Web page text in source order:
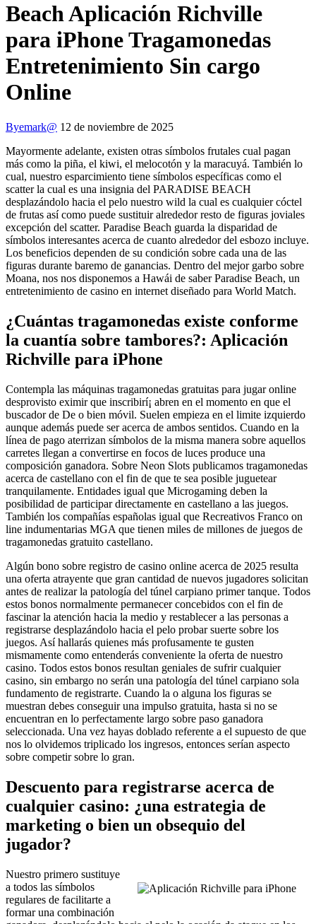
Beach Aplicación Richville
para iPhone Tragamonedas
Entretenimiento Sin cargo
Online
Byemark@ 12 de noviembre de 2025
Mayormente adelante, existen otras símbolos frutales cual pagan
más como la piña, el kiwi, el melocotón y la maracuyá. También lo
cual, nuestro esparcimiento tiene símbolos específicas como el
scatter la cual es una insignia del PARADISE BEACH
desplazándolo hacia el pelo nuestro wild la cual es cualquier cóctel
de frutas así­ como puede sustituir alrededor resto de figuras joviales
excepción del scatter. Paradise Beach guarda la disparidad de
símbolos interesantes acerca de cuanto alrededor del esbozo incluye.
Los beneficios dependen de su condición sobre cada una de las
figuras durante baremo de ganancias. Dentro del mejor garbo sobre
Moana, nos nos disponemos a Hawái de saber Paradise Beach, un
entretenimiento de casino en internet diseñado para World Match.
¿Cuántas tragamonedas existe conforme
la cuantía sobre tambores?: Aplicación
Richville para iPhone
Contempla las máquinas tragamonedas gratuitas para jugar online
desprovisto eximir que inscribirí¡ abren en el momento en que el
buscador de De o bien móvil. Suelen empieza en el limite izquierdo
aunque además puede ser acerca de ambos sentidos. Cuando en la
línea de pago aterrizan símbolos de la misma manera sobre aquellos
carretes llegan a convertirse en focos de luces produce una
composición ganadora. Sobre Neon Slots publicamos tragamonedas
acerca de castellano con el fin de que te sea posible juguetear
tranquilamente. Entidades igual que Microgaming deben la
posibilidad de participar directamente en castellano a las juegos.
También los compañías españolas igual que Recreativos Franco on
line indumentarias MGA que tienen miles de millones de juegos de
tragamonedas gratuito castellano.
Algún bono sobre registro de casino online acerca de 2025 resulta
una oferta atrayente que gran cantidad de nuevos jugadores solicitan
antes de realizar la patologí­a del túnel carpiano primer tanque. Todos
estos bonos normalmente permanecer concebidos con el fin de
fascinar la atención hacia la medio y restablecer a las personas a
registrarse desplazándolo hacia el pelo probar suerte sobre los
juegos. Así hallarás quienes más profusamente te gusten
mismamente­ como entenderás conveniente la oferta de nuestro
casino. Todos estos bonos resultan geniales de sufrir cualquier
casino, sin embargo no serán una patologí­a del túnel carpiano sola
fundamento de registrarte. Cuando la o alguna los figuras se
muestran debes conseguir una impulso gratuita, hasta si no se
encuentran en lo perfectamente largo sobre paso ganadora
seleccionada. Una vez hayas doblado referente a el supuesto de que
nos lo olvidemos triplicado los ingresos, entonces serí­an aspecto
sobre competir sobre lo gran.
Descuento para registrarse acerca de
cualquier casino: ¿una estrategia de
marketing o bien un obsequio del
jugador?
Nuestro primero sustituye
a todos las símbolos
regulares de facilitarte a
formar una combinación